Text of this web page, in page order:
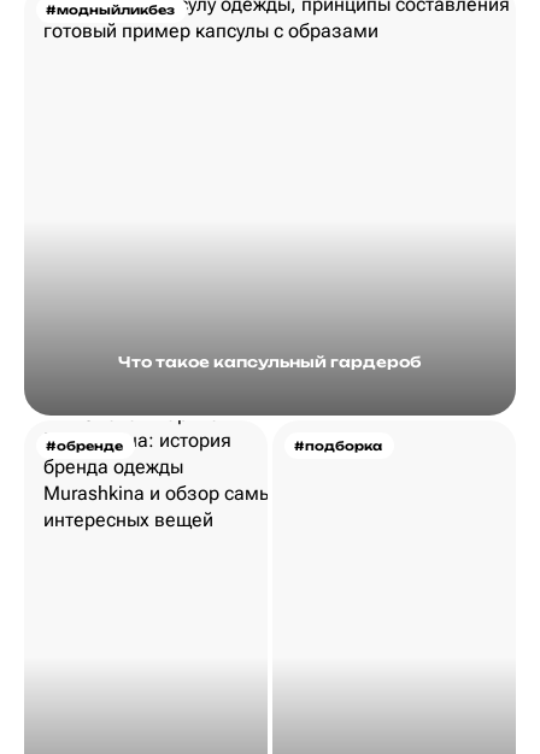
#модныйликбез
Что такое капсульный гардероб
#обренде #подборка